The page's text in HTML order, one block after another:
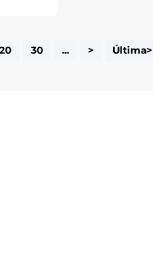
20 30 ... > Última>